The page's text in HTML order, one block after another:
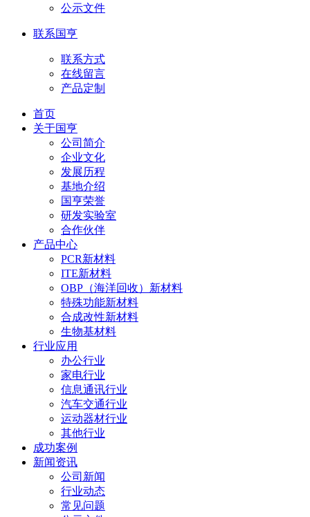
公示文件
联系国亨
联系方式
在线留言
产品定制
首页
关于国亨
公司简介
企业文化
发展历程
基地介绍
国亨荣誉
研发实验室
合作伙伴
产品中心
PCR新材料
ITE新材料
OBP（海洋回收）新材料
特殊功能新材料
合成改性新材料
生物基材料
行业应用
办公行业
家电行业
信息通讯行业
汽车交通行业
运动器材行业
其他行业
成功案例
新闻资讯
公司新闻
行业动态
常见问题